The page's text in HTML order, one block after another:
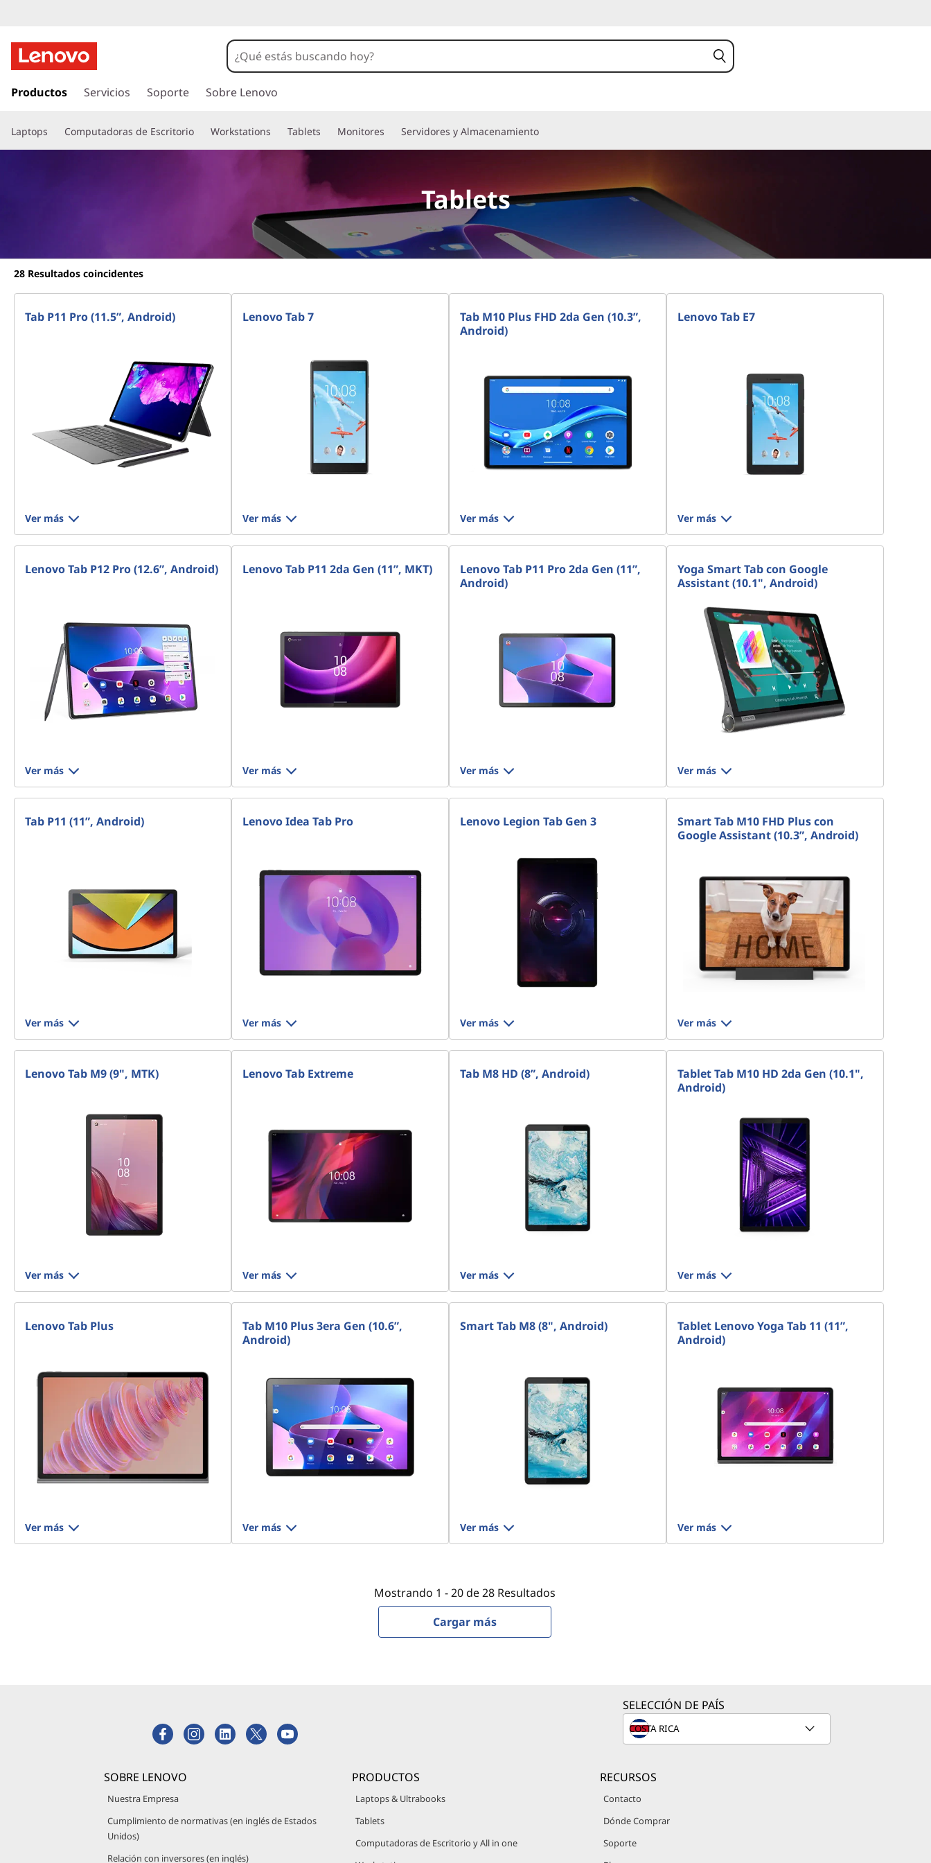
r
c
o
o
p
r
Productos Servicios Soporte Sobre Lenovo
Laptops Computadoras de Escritorio Workstations Tablets Monitores Servidores y Almacenamiento
Tablets
28 Resultados coincidentes
Tab P11 Pro (11.5”, Android)
Ver más
Lenovo Tab 7
Ver más
Tab M10 Plus FHD 2da Gen (10.3”,
Android)
Ver más
Lenovo Tab E7
Ver más
Lenovo Tab P12 Pro (12.6”, Android)
Ver más
Lenovo Tab P11 2da Gen (11”, MKT)
Ver más
Lenovo Tab P11 Pro 2da Gen (11”,
Android)
Ver más
Yoga Smart Tab con Google
Assistant (10.1", Android)
Ver más
Tab P11 (11”, Android)
Ver más
Lenovo Idea Tab Pro
Ver más
Lenovo Legion Tab Gen 3
Ver más
Smart Tab M10 FHD Plus con
Google Assistant (10.3”, Android)
Ver más
Lenovo Tab M9 (9", MTK)
Ver más
Lenovo Tab Extreme
Ver más
Tab M8 HD (8”, Android)
Ver más
Tablet Tab M10 HD 2da Gen (10.1",
Android)
Ver más
Lenovo Tab Plus
Ver más
Tab M10 Plus 3era Gen (10.6”,
Android)
Ver más
Smart Tab M8 (8", Android)
Ver más
Tablet Lenovo Yoga Tab 11 (11”,
Android)
Ver más
Mostrando 1 -20 de 28 Resultados
Cargar más
SELECCIÓN DE PAÍS
SOBRE LENOVO
Nuestra Empresa
Cumplimiento de normativas (en inglés de Estados
Unidos)
Relación con inversores (en inglés)
PRODUCTOS
Laptops & Ultrabooks
Tablets
Computadoras de Escritorio y All in one
RECURSOS
Contacto
Dónde Comprar
Soporte